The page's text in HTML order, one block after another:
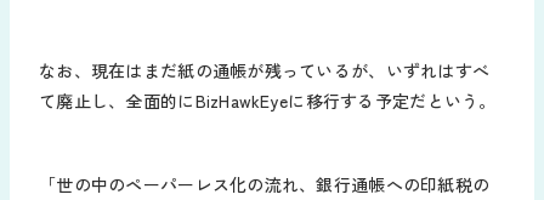
なお、現在はまだ紙の通帳が残っているが、いずれはすべ
て廃止し、全面的にBizHawkEyeに移行する予定だという。
「世の中のペーパーレス化の流れ、銀行通帳への印紙税の